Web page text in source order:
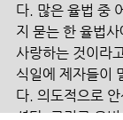
다. 많은 율법 중
지 묻는 한 율법
사랑하는 것이라
식일에 제자들이
다. 의도적으로